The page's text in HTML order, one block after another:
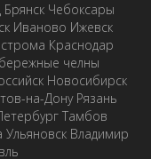
Брянск Чебоксары
Иваново Ижевск
Краснодар
челны
Новосибирск
на-Дону Рязань
Тамбов
Ульяновск Владимир